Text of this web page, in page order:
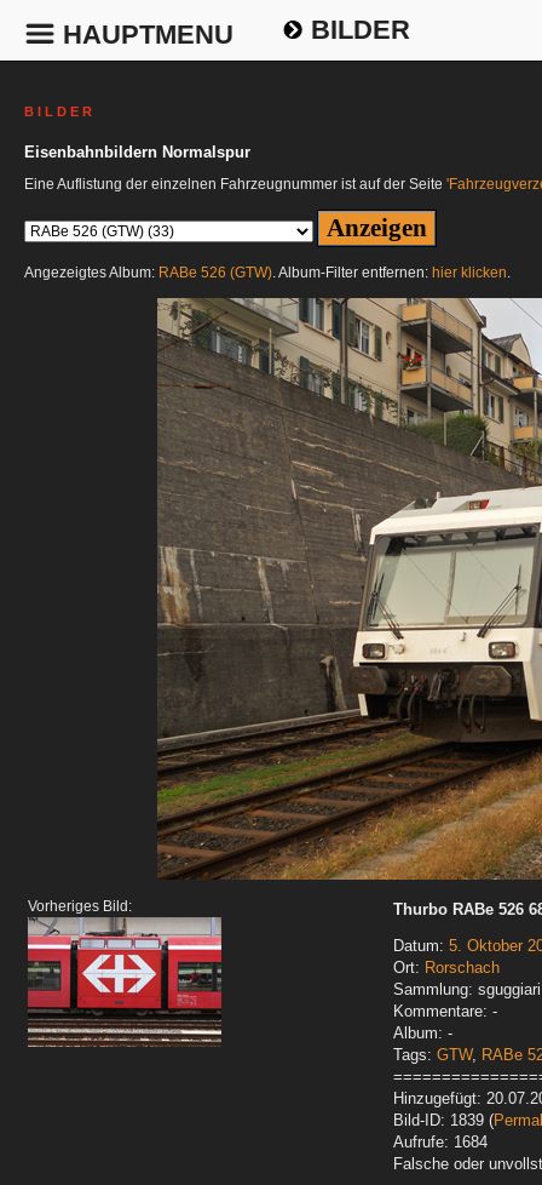
HAUPTMENU BILDER
B I L D E R
Eisenbahnbildern Normalspur
Eine Auflistung der einzelnen Fahrzeugnummer ist auf der Seite
Angezeigtes Album: RABe 526 (GTW). Album-Filter entfernen: hier klicken.
Vorheriges Bild:
Thurbo RABe 526
Datum: 5. Oktober
Ort: Rorschach
Sammlung:
Kommentare: -
Album: -
Tags: GTW, RABe
Hinzugefügt:
Bild-ID: 1839 (
Aufrufe: 1684
Falsche oder